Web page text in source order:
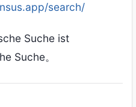
search/
Suche ist
Suche。